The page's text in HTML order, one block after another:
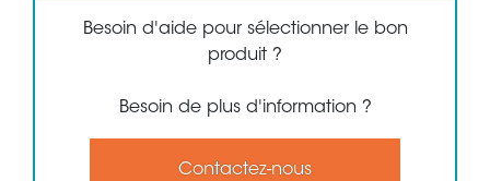
Besoin d'aide pour sélectionner le bon
produit ?
Besoin de plus d'information ?
Contactez-nous